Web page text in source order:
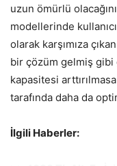
uzun ömürlü
modellerinde
olarak karşımıza
bir çözüm gelmiş
kapasitesi
tarafında daha da
İlgili Haberler: